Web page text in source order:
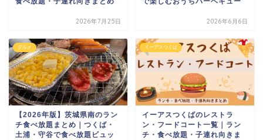
2026年7月25日 2026年6月6日
グルメ
【2026年版】茨城県南のラン
チ食べ放題まとめ｜つくば・
土浦・守谷で食べ放題ビュッ
イーアスつくば
イーアスつくばのレストラ
ン・フードコート一覧｜ラン
チ・食べ放題・子連れ向きま